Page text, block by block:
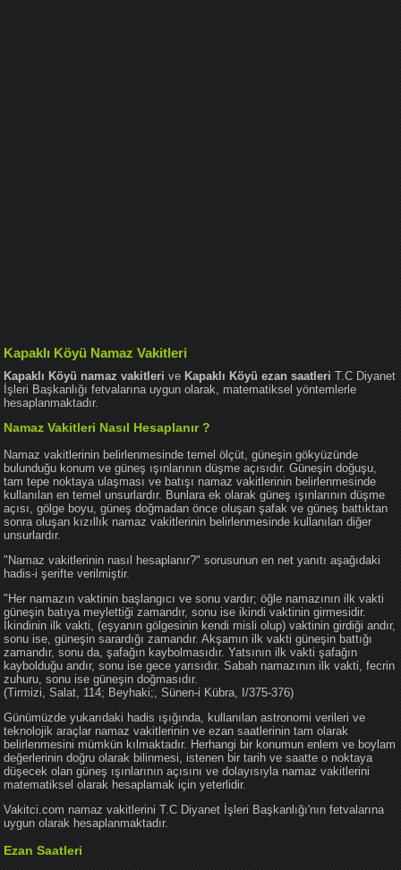
Kapaklı Köyü Namaz Vakitleri
Kapaklı Köyü namaz vakitleri ve Kapaklı Köyü ezan saatleri T.C Diyanet
İşleri Başkanlığı fetvalarına uygun olarak, matematiksel yöntemlerle
hesaplanmaktadır.
Namaz Vakitleri Nasıl Hesaplanır ?
Namaz vakitlerinin belirlenmesinde temel ölçüt, güneşin gökyüzünde
bulunduğu konum ve güneş ışınlarının düşme açısıdır. Güneşin doğuşu,
tam tepe noktaya ulaşması ve batışı namaz vakitlerinin belirlenmesinde
kullanılan en temel unsurlardır. Bunlara ek olarak güneş ışınlarının düşme
açısı, gölge boyu, güneş doğmadan önce oluşan şafak ve güneş battıktan
sonra oluşan kızıllık namaz vakitlerinin belirlenmesinde kullanılan diğer
unsurlardır.
"Namaz vakitlerinin nasıl hesaplanır?" sorusunun en net yanıtı aşağıdaki
hadis-i şerifte verilmiştir.
"Her namazın vaktinin başlangıcı ve sonu vardır; öğle namazının ilk vakti
güneşin batıya meylettiği zamandır, sonu ise ikindi vaktinin girmesidir.
İkindinin ilk vakti, (eşyanın gölgesinin kendi misli olup) vaktinin girdiği andır,
sonu ise, güneşin sarardığı zamandır. Akşamın ilk vakti güneşin battığı
zamandır, sonu da, şafağın kaybolmasıdır. Yatsının ilk vakti şafağın
kaybolduğu andır, sonu ise gece yarısıdır. Sabah namazının ilk vakti, fecrin
zuhuru, sonu ise güneşin doğmasıdır.
(Tirmizi, Salat, 114; Beyhaki;, Sünen-i Kübra, I/375-376)
Günümüzde yukarıdaki hadis ışığında, kullanılan astronomi verileri ve
teknolojik araçlar namaz vakitlerinin ve ezan saatlerinin tam olarak
belirlenmesini mümkün kılmaktadır. Herhangi bir konumun enlem ve boylam
değerlerinin doğru olarak bilinmesi, istenen bir tarih ve saatte o noktaya
düşecek olan güneş ışınlarının açısını ve dolayısıyla namaz vakitlerini
matematiksel olarak hesaplamak için yeterlidir.
Vakitci.com namaz vakitlerini T.C Diyanet İşleri Başkanlığı'nın fetvalarına
uygun olarak hesaplanmaktadır.
Ezan Saatleri